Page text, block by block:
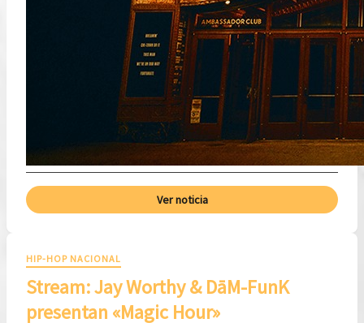
Ver noticia
HIP-HOP NACIONAL
Stream: Jay Worthy & DāM-FunK
presentan «Magic Hour»